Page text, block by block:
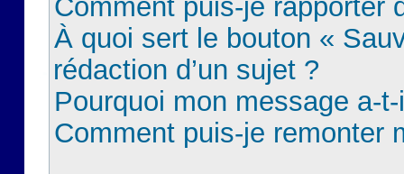
Comment puis-je rapporter
À quoi sert le bouton «
rédaction d’un sujet ?
Pourquoi mon message a-
Comment puis-je remonter